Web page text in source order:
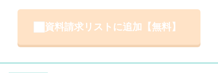
資料請求リストに追加【無料】